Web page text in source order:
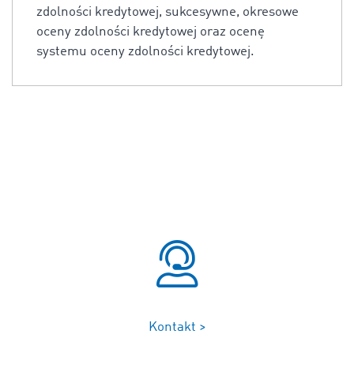
zdolności kredytowej, sukcesywne, okresowe
oceny zdolności kredytowej oraz ocenę
systemu oceny zdolności kredytowej.
Kontakt >